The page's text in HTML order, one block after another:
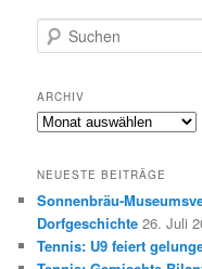
u
h
e
n
ARCHIV
Archiv
NEUESTE BEITRÄGE
Sonnenbräu-
Dorfgeschichte 26. Juli
Tennis: U9 feiert